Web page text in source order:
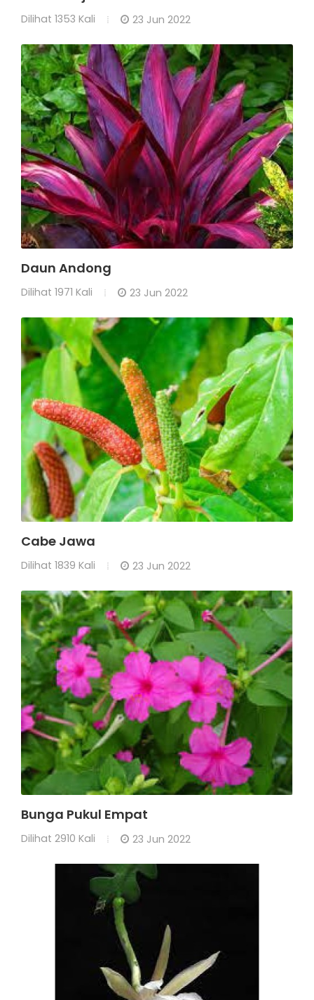
Dilihat 1353 Kali 23 Jun 2022
Daun Andong
Dilihat 1971 Kali 23 Jun 2022
Cabe Jawa
Dilihat 1839 Kali 23 Jun 2022
Bunga Pukul Empat
Dilihat 2910 Kali 23 Jun 2022